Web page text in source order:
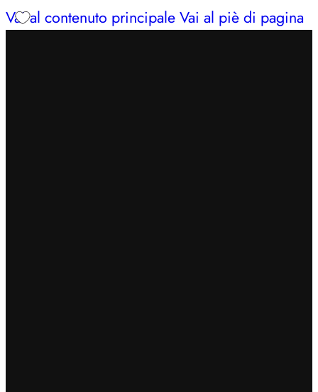
Vai al contenuto principaleVai al piè di pagina